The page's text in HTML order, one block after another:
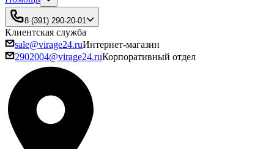
8 (391) 290-20-01
Клиентская служба
sale@virage24.ruИнтернет-магазин
2902004@virage24.ruКорпоративный отдел